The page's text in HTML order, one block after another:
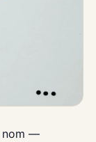
nom —